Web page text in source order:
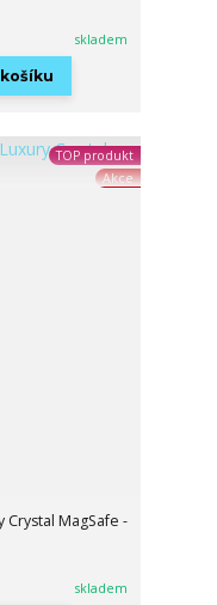
skladem
TOP produkt
Akce
Crystal MagSafe -
skladem